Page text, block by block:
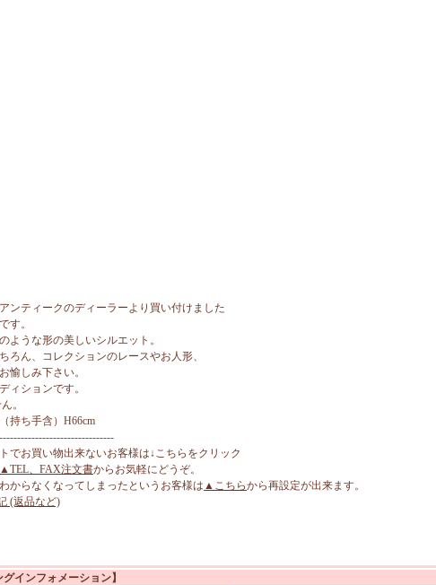
ンティークのディーラーより買い付けました
す。
ような形の美しいシルエット。
ろん、コレクションのレースやお人形、
愉しみ下さい。
ィションです。
。
持ち手含）H66cm
でお買い物出来ないお客様は↓こちらをクリック
▲TEL、FAX注文書からお気軽にどうぞ。
からなくなってしまったというお客様は ▲こちらから再設定が出来ます。
(返品など)
グインフォメーション】